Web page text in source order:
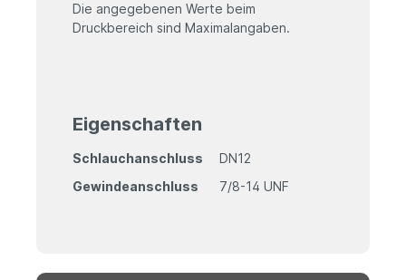
Die angegebenen Werte beim
Druckbereich sind Maximalangaben.
Eigenschaften
Schlauchanschluss
DN12
Gewindeanschluss
7/8-14 UNF